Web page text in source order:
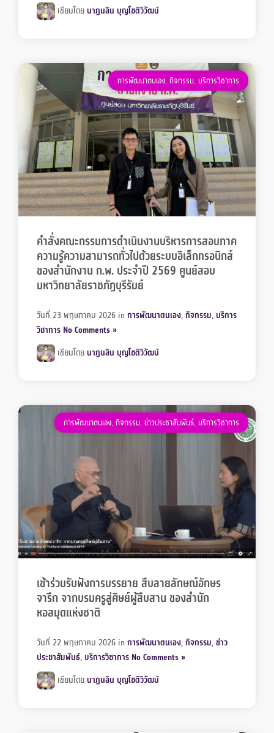
เขียนโดย นาฏนลิน บุญโชติวิวัฒน์
การพัฒนาตนเอง, กิจกรรม, บริการวิชาการ
คำสั่งคณะกรรมการดำเนินงานบริหารการสอบภาค
ความรู้ความสามารถทั่วไปด้วยระบบอิเล็กทรอนิกส์
ของสำนักงาน ก.พ. ประจำปี 2569 ศูนย์สอบ
มหาวิทยาลัยราชภัฏบุรีรัมย์
วันที่ 23 พฤษภาคม 2026 inการพัฒนาตนเอง,กิจกรรม, บริการ
วิชาการ No Comments »
เขียนโดย นาฏนลิน บุญโชติวิวัฒน์
การพัฒนาตนเอง, กิจกรรม, ข่าวประชาสัมพันธ์, บริการวิชาการ
เข้าร่วมรับฟังการบรรยาย สืบลายลักษณ์อักษร
จารึก จากบรมครูสู่ศิษย์ผู้สืบสาน ของสำนัก
หอสมุดแห่งชาติ
วันที่ 22 พฤษภาคม 2026 inการพัฒนาตนเอง,กิจกรรม,ข่าว
ประชาสัมพันธ์, บริการวิชาการ No Comments »
เขียนโดย นาฏนลิน บุญโชติวิวัฒน์